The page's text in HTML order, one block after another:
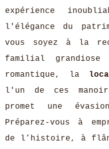
expérience
l'élégance du
vous soyez à la
familial
romantique, la
l'un de ces
promet une
Préparez-vous à
de l’histoire, à